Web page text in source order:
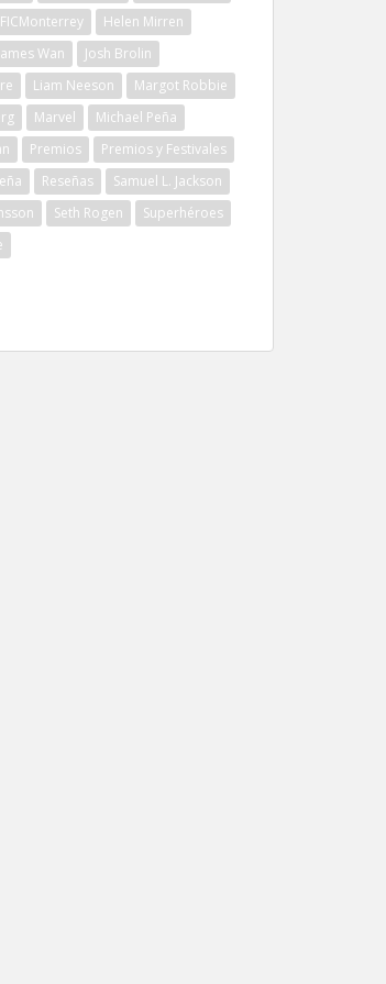
FICMonterrey
Helen Mirren
Wan
Josh Brolin
Liam Neeson
Margot Robbie
Marvel
Michael Peña
Premios
Premios y Festivales
Reseñas
Samuel L. Jackson
Seth Rogen
Superhéroes